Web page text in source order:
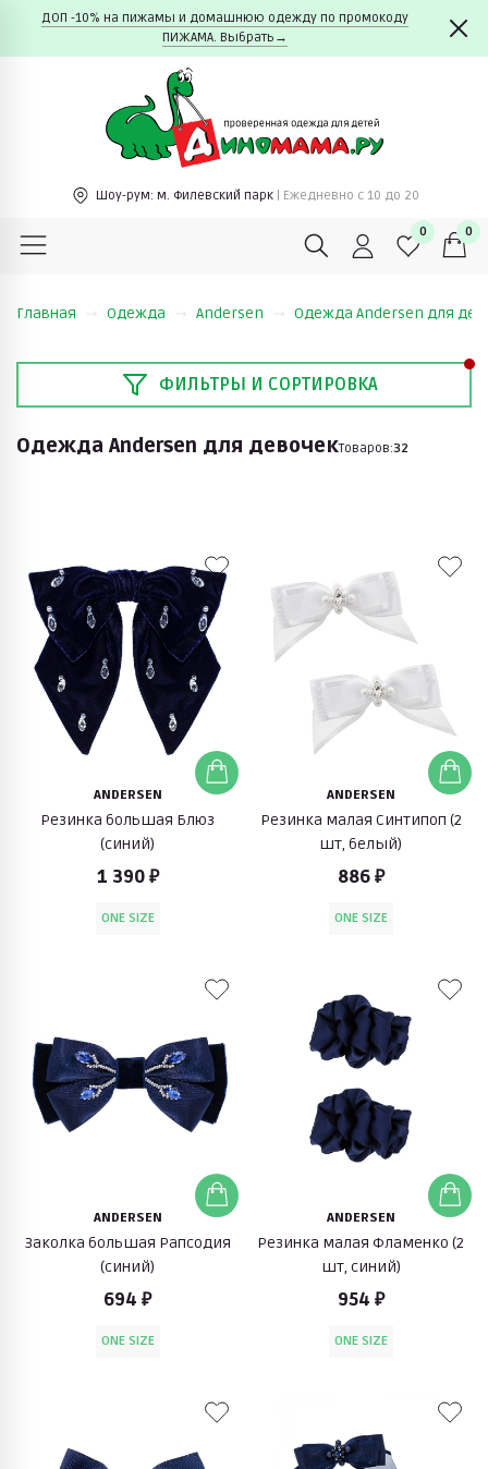
ДОП -10% на пижамы и домашнюю одежду по промокоду
ПИЖАМА. Выбрать→
Шоу-рум: м. Филевский парк | Ежедневно c 10 до 20
0 0
Главная Одежда Andersen Одежда Andersen для
ФИЛЬТРЫ И СОРТИРОВКА
Одежда Andersen для девочекТоваров:32
ANDERSEN
Резинка большая Блюз
(синий)
1 390 ₽
ONE SIZE
ANDERSEN
Резинка малая Синтипоп (2
шт, белый)
886 ₽
ONE SIZE
ANDERSEN
Заколка большая Рапсодия
(синий)
694 ₽
ONE SIZE
ANDERSEN
Резинка малая Фламенко (2
шт, синий)
954 ₽
ONE SIZE